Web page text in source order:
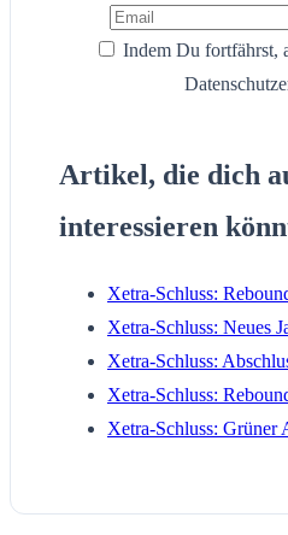
Indem Du fortfährst,
Artikel, die dich
interessieren
Xetra-Schluss:
Xetra-Schluss: Neues
Xetra-Schluss:
Xetra-Schluss:
Xetra-Schluss: Grüner